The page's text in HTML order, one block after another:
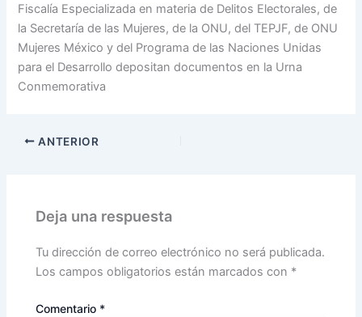
Fiscalía Especializada en materia de Delitos Electorales, de
la Secretaría de las Mujeres, de la ONU, del TEPJF, de ONU
Mujeres México y del Programa de las Naciones Unidas
para el Desarrollo depositan documentos en la Urna
Conmemorativa
ANTERIOR
Deja una respuesta
Tu dirección de correo electrónico no será publicada.
Los campos obligatorios están marcados con *
Comentario *